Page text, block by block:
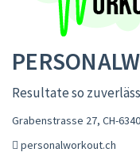
Resultate so
Grabenstrasse 27, CH-
personalworkout.ch